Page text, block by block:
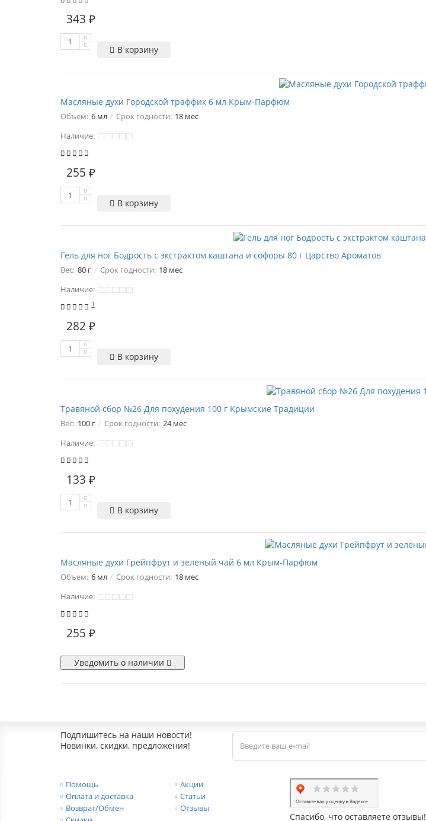
343 ₽
В корзину
Масляные духи Городской траффик 6 мл Крым-Парфюм
Объем: 6 мл Срок годности: 18 мес
Наличие:
255 ₽
В корзину
Гель для ног Бодрость с экстрактом каштана и софоры 80 г Царство Ароматов
Вес: 80 г Срок годности: 18 мес
Наличие:
1
282 ₽
В корзину
Травяной сбор №26 Для похудения 100 г Крымские Традиции
Вес: 100 г Срок годности: 24 мес
Наличие:
133 ₽
В корзину
Масляные духи Грейпфрут и зеленый чай 6 мл Крым-Парфюм
Объем: 6 мл Срок годности: 18 мес
Наличие:
255 ₽
Уведомить о наличии
Подпишитесь на наши новости!
Новинки, скидки, предложения!
Помощь
Оплата и доставка
Возврат/Обмен
Акции
Статьи
Отзывы
Спасибо, что оставляете отзывы!